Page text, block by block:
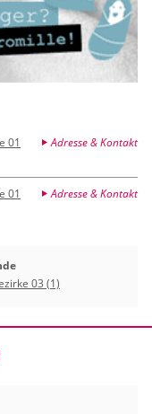
01 Adresse & Kontakt
01 Adresse & Kontakt
03 (1)